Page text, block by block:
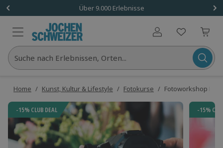
Über 9.000 Erlebnisse
Benutzerkonto
Suche nach Erlebnissen, Orten...
Home / Kunst, Kultur & Lifestyle / Fotokurse / Fotoworkshop
-15% CLUB DEAL -15%